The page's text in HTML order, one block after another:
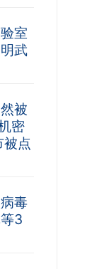
室
武
被
密
点
毒
3